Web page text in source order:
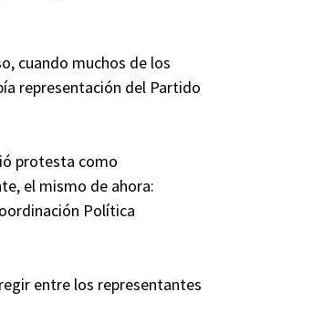
cuando muchos de los
representación del Partido
protesta como
el mismo de ahora:
Política
entre los representantes